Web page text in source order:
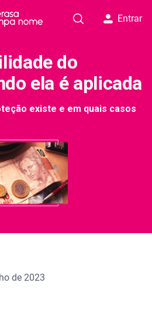
Entrar
do
ela é aplicada
existe e em quais casos
de 2023